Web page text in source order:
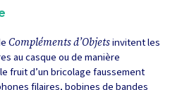
Compléments d’Objetsinvitent les
au casque ou de manière
fruit d’un bricolage faussement
filaires, bobines de bandes